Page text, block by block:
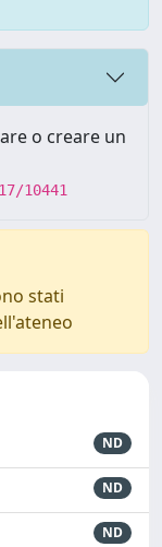
o creare un
10441
stati
ND
ND
ND